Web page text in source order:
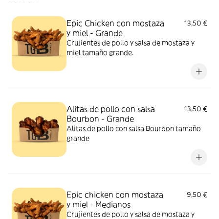
Epic Chicken con mostaza
y miel - Grande
13,50 €
Crujientes de pollo y salsa de mostaza y
miel tamaño grande.
Alitas de pollo con salsa
Bourbon - Grande
13,50 €
Alitas de pollo con salsa Bourbon tamaño
grande
Epic chicken con mostaza
y miel - Medianos
9,50 €
Crujientes de pollo y salsa de mostaza y